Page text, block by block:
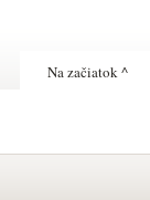
Na začiatok ^